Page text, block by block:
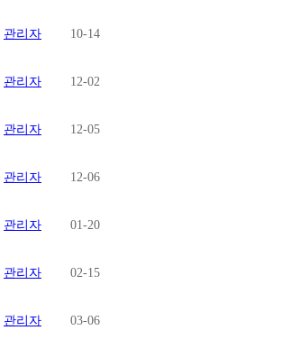
관리자 10-14
관리자 12-02
관리자 12-05
관리자 12-06
관리자 01-20
관리자 02-15
관리자 03-06